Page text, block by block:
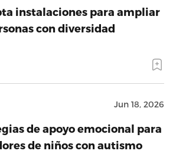
instalaciones para ampliar
con diversidad
Jun 18, 2026
de apoyo emocional para
de niños con autismo